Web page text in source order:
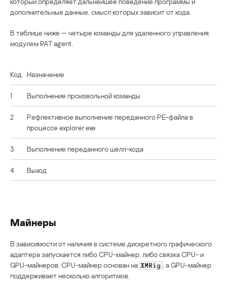
дополнительные данные, смысл которых зависит от кода.
В таблице ниже — четыре команды для удаленного управления
модулем RAT agent.
Код Назначение
1 Выполнение произвольной команды
2
Рефлективное выполнение переданного PE-файла в
процессе explorer.exe
3 Выполнение переданного шелл-кода
4 Выход
Майнеры
В зависимости от наличия в системе дискретного графического
адаптера запускается либо CPU-майнер, либо связка CPU- и
GPU-майнеров. CPU-майнер основан на XMRig
, а GPU-майнер
поддерживает несколько алгоритмов.